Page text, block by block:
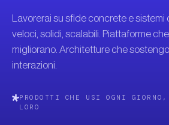
Lavorerai su sfide concrete e
veloci, solidi, scalabili. Piattaforme
migliorano. Architetture che
interazioni.
PRODOTTI CHE USI OGNI
LORO